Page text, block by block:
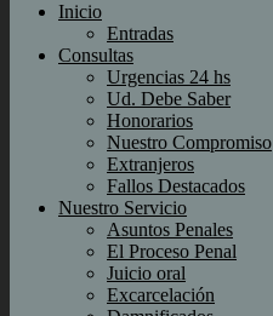
Inicio
Entradas
Consultas
Urgencias 24 hs
Ud. Debe Saber
Honorarios
Nuestro Compromiso
Extranjeros
Fallos Destacados
Nuestro Servicio
Asuntos Penales
El Proceso Penal
Juicio oral
Excarcelación